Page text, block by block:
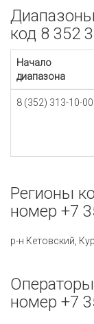
код 8 352
Начало
диапазона
8 (352) 313-10-00
Регионы
номер +7
р-н Кетовский,
номер +7